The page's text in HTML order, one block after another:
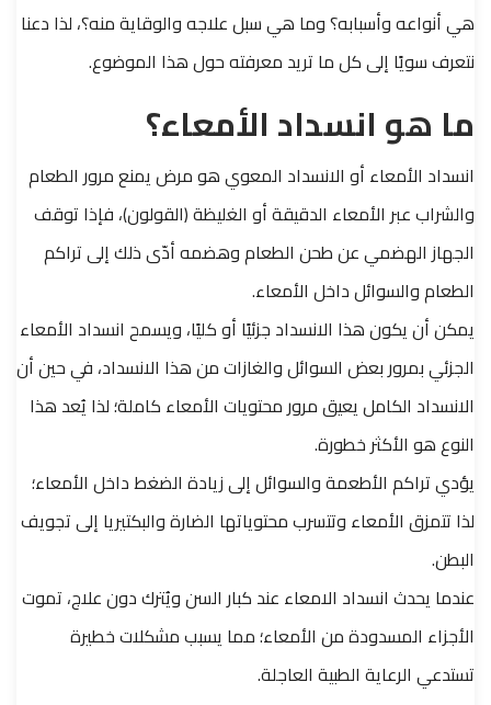
هي أنواعه وأسبابه؟ وما هي سبل علاجه والوقاية منه؟، لذا دعنا
نتعرف سويًا إلى كل ما تريد معرفته حول هذا الموضوع.
ما هو انسداد الأمعاء؟
انسداد الأمعاء أو الانسداد المعوي هو مرض يمنع مرور الطعام
والشراب عبر الأمعاء الدقيقة أو الغليظة (القولون)، فإذا توقف
الجهاز الهضمي عن طحن الطعام وهضمه أدّى ذلك إلى تراكم
الطعام والسوائل داخل الأمعاء.
يمكن أن يكون هذا الانسداد جزئيًا أو كليًا، ويسمح انسداد الأمعاء
الجزئي بمرور بعض السوائل والغازات من هذا الانسداد، في حين أن
الانسداد الكامل يعيق مرور محتويات الأمعاء كاملة؛ لذا يُعد هذا
النوع هو الأكثر خطورة.
يؤدي تراكم الأطعمة والسوائل إلى زيادة الضغط داخل الأمعاء؛
لذا تتمزق الأمعاء وتتسرب محتوياتها الضارة والبكتيريا إلى تجويف
البطن.
عندما يحدث انسداد الامعاء عند كبار السن ويُترك دون علاج، تموت
الأجزاء المسدودة من الأمعاء؛ مما يسبب مشكلات خطيرة
تستدعي الرعاية الطبية العاجلة.